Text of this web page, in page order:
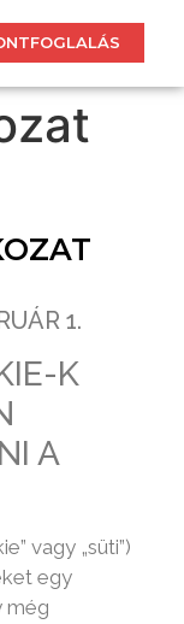
1.
K
A
vagy „süti”)
egy
még